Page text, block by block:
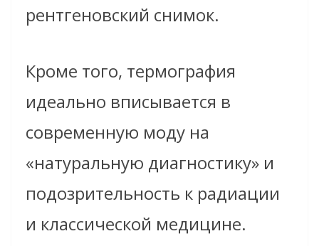
рентгеновский снимок.
Кроме того, термография
идеально вписывается в
современную моду на
«натуральную диагностику» и
подозрительность к радиации
и классической медицине.